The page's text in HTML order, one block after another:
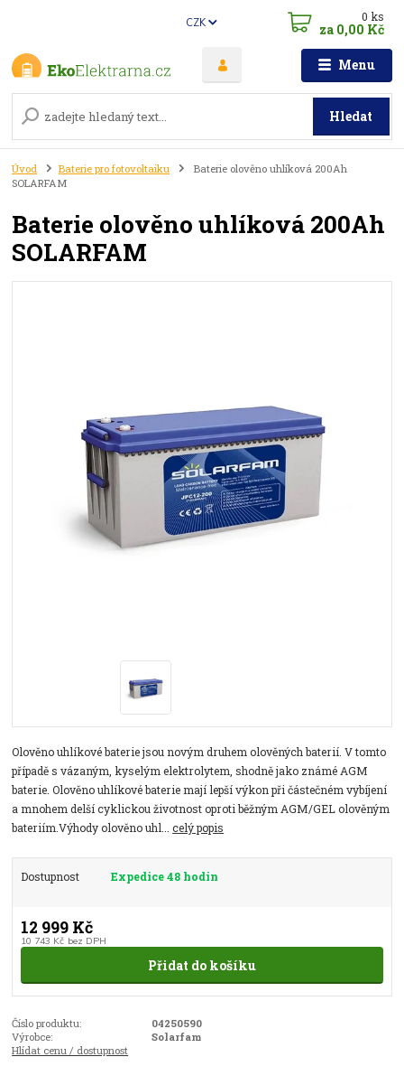
Menu
CZK
Hledat
0ks
za 0,00 Kč
Úvod Baterie pro fotovoltaiku
Baterie olověno uhlíková 200Ah
SOLARFAM
Baterie olověno uhlíková 200Ah
SOLARFAM
Olověno uhlíkové baterie jsou novým druhem olověných baterií. V tomto
případě s vázaným, kyselým elektrolytem, shodně jako známé AGM
baterie. Olověno uhlíkové baterie mají lepší výkon při částečném vybíjení
a mnohem delší cyklickou životnost oproti běžným AGM/GEL olověným
bateriím.Výhody olověno uhl...celý popis
Dostupnost Expedice 48 hodin
12 999 Kč
10 743 Kč bez DPH
Přidat do košíku
Číslo produktu:
04250590
Výrobce:
Solarfam
Hlídat cenu / dostupnost